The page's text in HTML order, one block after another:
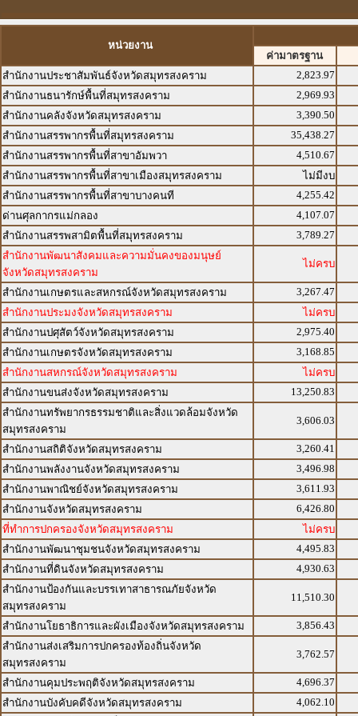
หน่วยงาน
ค่ามาตรฐาน
สำนักงานประชาสัมพันธ์จังหวัดสมุทรสงคราม
2,823.97
สำนักงานธนารักษ์พื้นที่สมุทรสงคราม
2,969.93
สำนักงานคลังจังหวัดสมุทรสงคราม
3,390.50
สำนักงานสรรพากรพื้นที่สมุทรสงคราม
35,438.27
สำนักงานสรรพากรพื้นที่สาขาอัมพวา
4,510.67
สำนักงานสรรพากรพื้นที่สาขาเมืองสมุทรสงคราม
ไม่มีงบ
สำนักงานสรรพากรพื้นที่สาขาบางคนที
4,255.42
ด่านศุลกากรแม่กลอง
4,107.07
สำนักงานสรรพสามิตพื้นที่สมุทรสงคราม
3,789.27
สำนักงานพัฒนาสังคมและความมั่นคงของมนุษย์
จังหวัดสมุทรสงคราม
ไม่ครบ
สำนักงานเกษตรและสหกรณ์จังหวัดสมุทรสงคราม
3,267.47
สำนักงานประมงจังหวัดสมุทรสงคราม
ไม่ครบ
สำนักงานปศุสัตว์จังหวัดสมุทรสงคราม
2,975.40
สำนักงานเกษตรจังหวัดสมุทรสงคราม
3,168.85
สำนักงานสหกรณ์จังหวัดสมุทรสงคราม
ไม่ครบ
สำนักงานขนส่งจังหวัดสมุทรสงคราม
13,250.83
สำนักงานทรัพยากรธรรมชาติและสิ่งแวดล้อมจังหวัด
สมุทรสงคราม
3,606.03
สำนักงานสถิติจังหวัดสมุทรสงคราม
3,260.41
สำนักงานพลังงานจังหวัดสมุทรสงคราม
3,496.98
สำนักงานพาณิชย์จังหวัดสมุทรสงคราม
3,611.93
สำนักงานจังหวัดสมุทรสงคราม
6,426.80
ที่ทำการปกครองจังหวัดสมุทรสงคราม
ไม่ครบ
สำนักงานพัฒนาชุมชนจังหวัดสมุทรสงคราม
4,495.83
สำนักงานที่ดินจังหวัดสมุทรสงคราม
4,930.63
สำนักงานป้องกันและบรรเทาสาธารณภัยจังหวัด
สมุทรสงคราม
11,510.30
สำนักงานโยธาธิการและผังเมืองจังหวัดสมุทรสงคราม
3,856.43
สำนักงานส่งเสริมการปกครองท้องถิ่นจังหวัด
สมุทรสงคราม
3,762.57
สำนักงานคุมประพฤติจังหวัดสมุทรสงคราม
4,696.37
สำนักงานบังคับคดีจังหวัดสมุทรสงคราม
4,062.10